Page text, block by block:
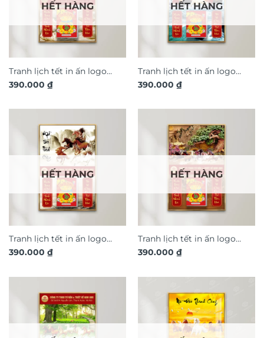
HẾT HÀNG
Tranh lịch tết in ấn logo
thiết kế theo yêu cầu Mã
390.000 ₫
HẾT HÀNG
Tranh lịch tết in ấn logo
thiết kế theo yêu cầu Mã
390.000 ₫
HẾT HÀNG
Tranh lịch tết in ấn logo
thiết kế theo yêu cầu Mã
390.000 ₫
HẾT HÀNG
Tranh lịch tết in ấn logo
thiết kế theo yêu cầu Mã
390.000 ₫